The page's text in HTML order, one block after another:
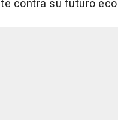
contra su futuro